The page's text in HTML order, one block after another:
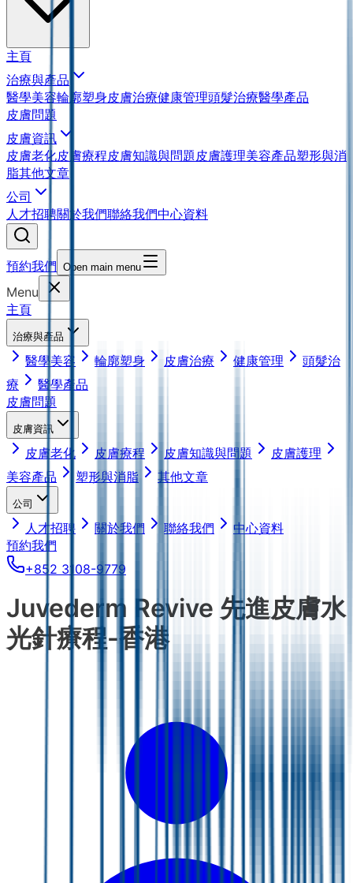
主頁
治療與產品
醫學美容輪廓塑身皮膚治療健康管理頭髮治療醫學產品
皮膚問題
皮膚資訊
皮膚老化皮膚療程皮膚知識與問題皮膚護理美容產品塑形與消
脂其他文章
公司
人才招聘關於我們聯絡我們中心資料
預約我們 Open main menu
Menu
主頁
治療與產品
醫學美容 輪廓塑身 皮膚治療 健康管理
頭髮治
療
醫學產品
皮膚問題
皮膚資訊
皮膚老化 皮膚療程 皮膚知識與問題
皮膚護理
美容產品
塑形與消脂 其他文章
公司
人才招聘 關於我們 聯絡我們
中心資料
預約我們
+852 3108-9779
Juvederm Revive 先進皮膚水
光針療程-香港